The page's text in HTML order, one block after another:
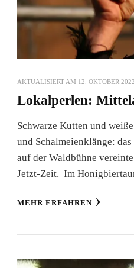
AKTUALISIERT AM 12. OKTOBER 2022
Lokalperlen:
Schwarze Kutten und
und Schalmeienklänge:
auf der Waldbühne
Jetzt-Zeit. Im
MEHR ERFAHREN